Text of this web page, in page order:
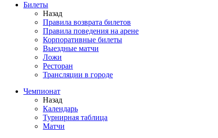
Билеты
Назад
Правила возврата билетов
Правила поведения на арене
Корпоративные билеты
Выездные матчи
Ложи
Ресторан
Трансляции в городе
Чемпионат
Назад
Календарь
Турнирная таблица
Матчи